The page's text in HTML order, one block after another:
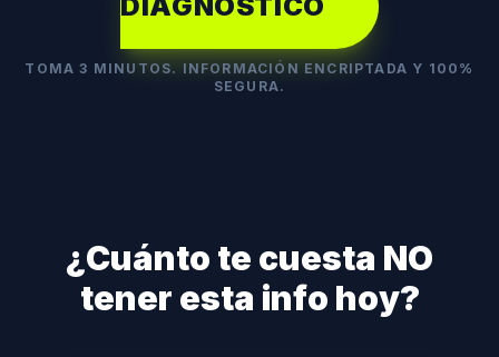
DIAGNÓSTICO
TOMA 3 MINUTOS. INFORMACIÓN ENCRIPTADA Y 100%
SEGURA.
¿Cuánto te cuesta NO
tener esta info hoy?